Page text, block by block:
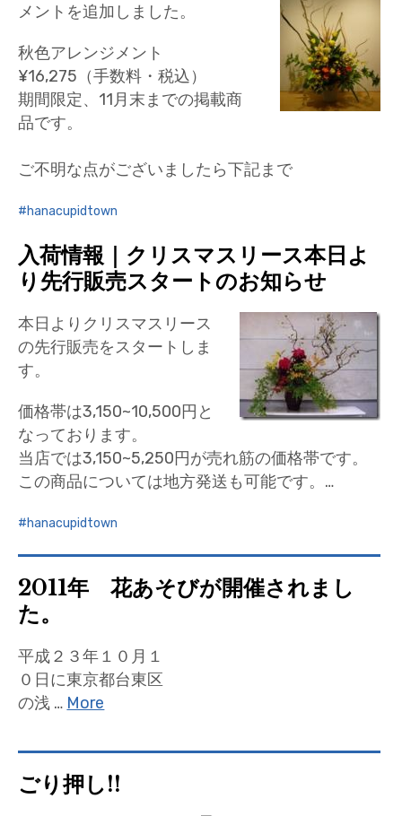
メントを追加しました。
秋色アレンジメント
¥16,275（手数料・税込）
期間限定、11月末までの掲載商
品です。
ご不明な点がございましたら下記まで
hanacupidtown
入荷情報｜クリスマスリース本日よ
り先行販売スタートのお知らせ
本日よりクリスマスリース
の先行販売をスタートしま
す。
価格帯は3,150~10,500円と
なっております。
当店では3,150~5,250円が売れ筋の価格帯です。
この商品については地方発送も可能です。…
hanacupidtown
2011年 花あそびが開催されまし
た。
平成２３年１０月１
０日に東京都台東区
の浅 … More
ごり押し!!